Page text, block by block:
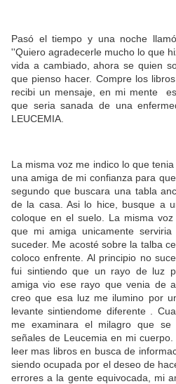
Pasó el tiempo y una noche
''Quiero agradecerle mucho lo que
vida a cambiado, ahora se quien
que pienso hacer. Compre los
recibi un mensaje, en mi mente
que seria sanada de una
LEUCEMIA.
La misma voz me indico lo que
una amiga de mi confianza para
segundo que buscara una tabla
de la casa. Asi lo hice, busque a
coloque en el suelo. La misma
que mi amiga unicamente
suceder. Me acosté sobre la talba
coloco enfrente. Al principio no
fui sintiendo que un rayo de luz
amiga vio ese rayo que venia de
creo que esa luz me ilumino por
levante sintiendome diferente .
me examinara el milagro que se
señales de Leucemia en mi
leer mas libros en busca de
siendo ocupada por el deseo de
errores a la gente equivocada, mi